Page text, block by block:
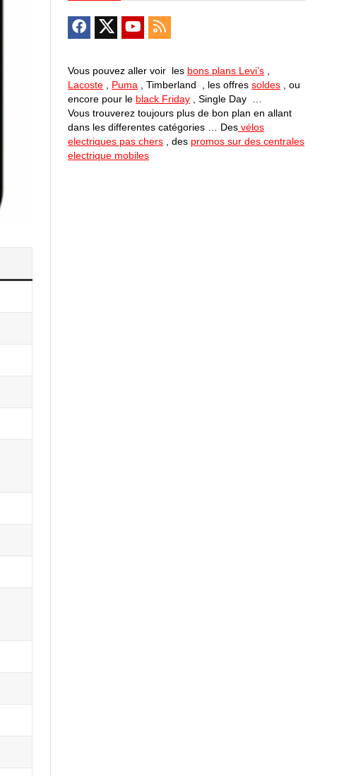
Vous pouvez aller voir les bons plans Levi’s
Lacoste
Puma , Timberland , les offres soldes , ou
encore pour le black Friday , Single Day …
Vous trouverez toujours plus de bon plan en allant
dans les differentes catégories … Des vélos
electriques pas chers , des promos sur des centrales
electrique mobiles